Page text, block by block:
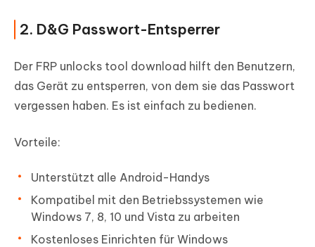
2. D&G Passwort-Entsperrer
Der FRP unlocks tool download hilft den Benutzern,
das Gerät zu entsperren, von dem sie das Passwort
vergessen haben. Es ist einfach zu bedienen.
Vorteile:
Unterstützt alle Android-Handys
Kompatibel mit den Betriebssystemen wie
Windows 7, 8, 10 und Vista zu arbeiten
Kostenloses Einrichten für Windows